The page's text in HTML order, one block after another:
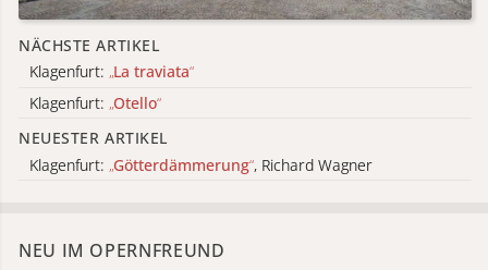
NÄCHSTE ARTIKEL
Klagenfurt: „La traviata“
Klagenfurt: „Otello“
NEUESTER ARTIKEL
Klagenfurt: „Götterdämmerung“, Richard Wagner
NEU IM OPERNFREUND